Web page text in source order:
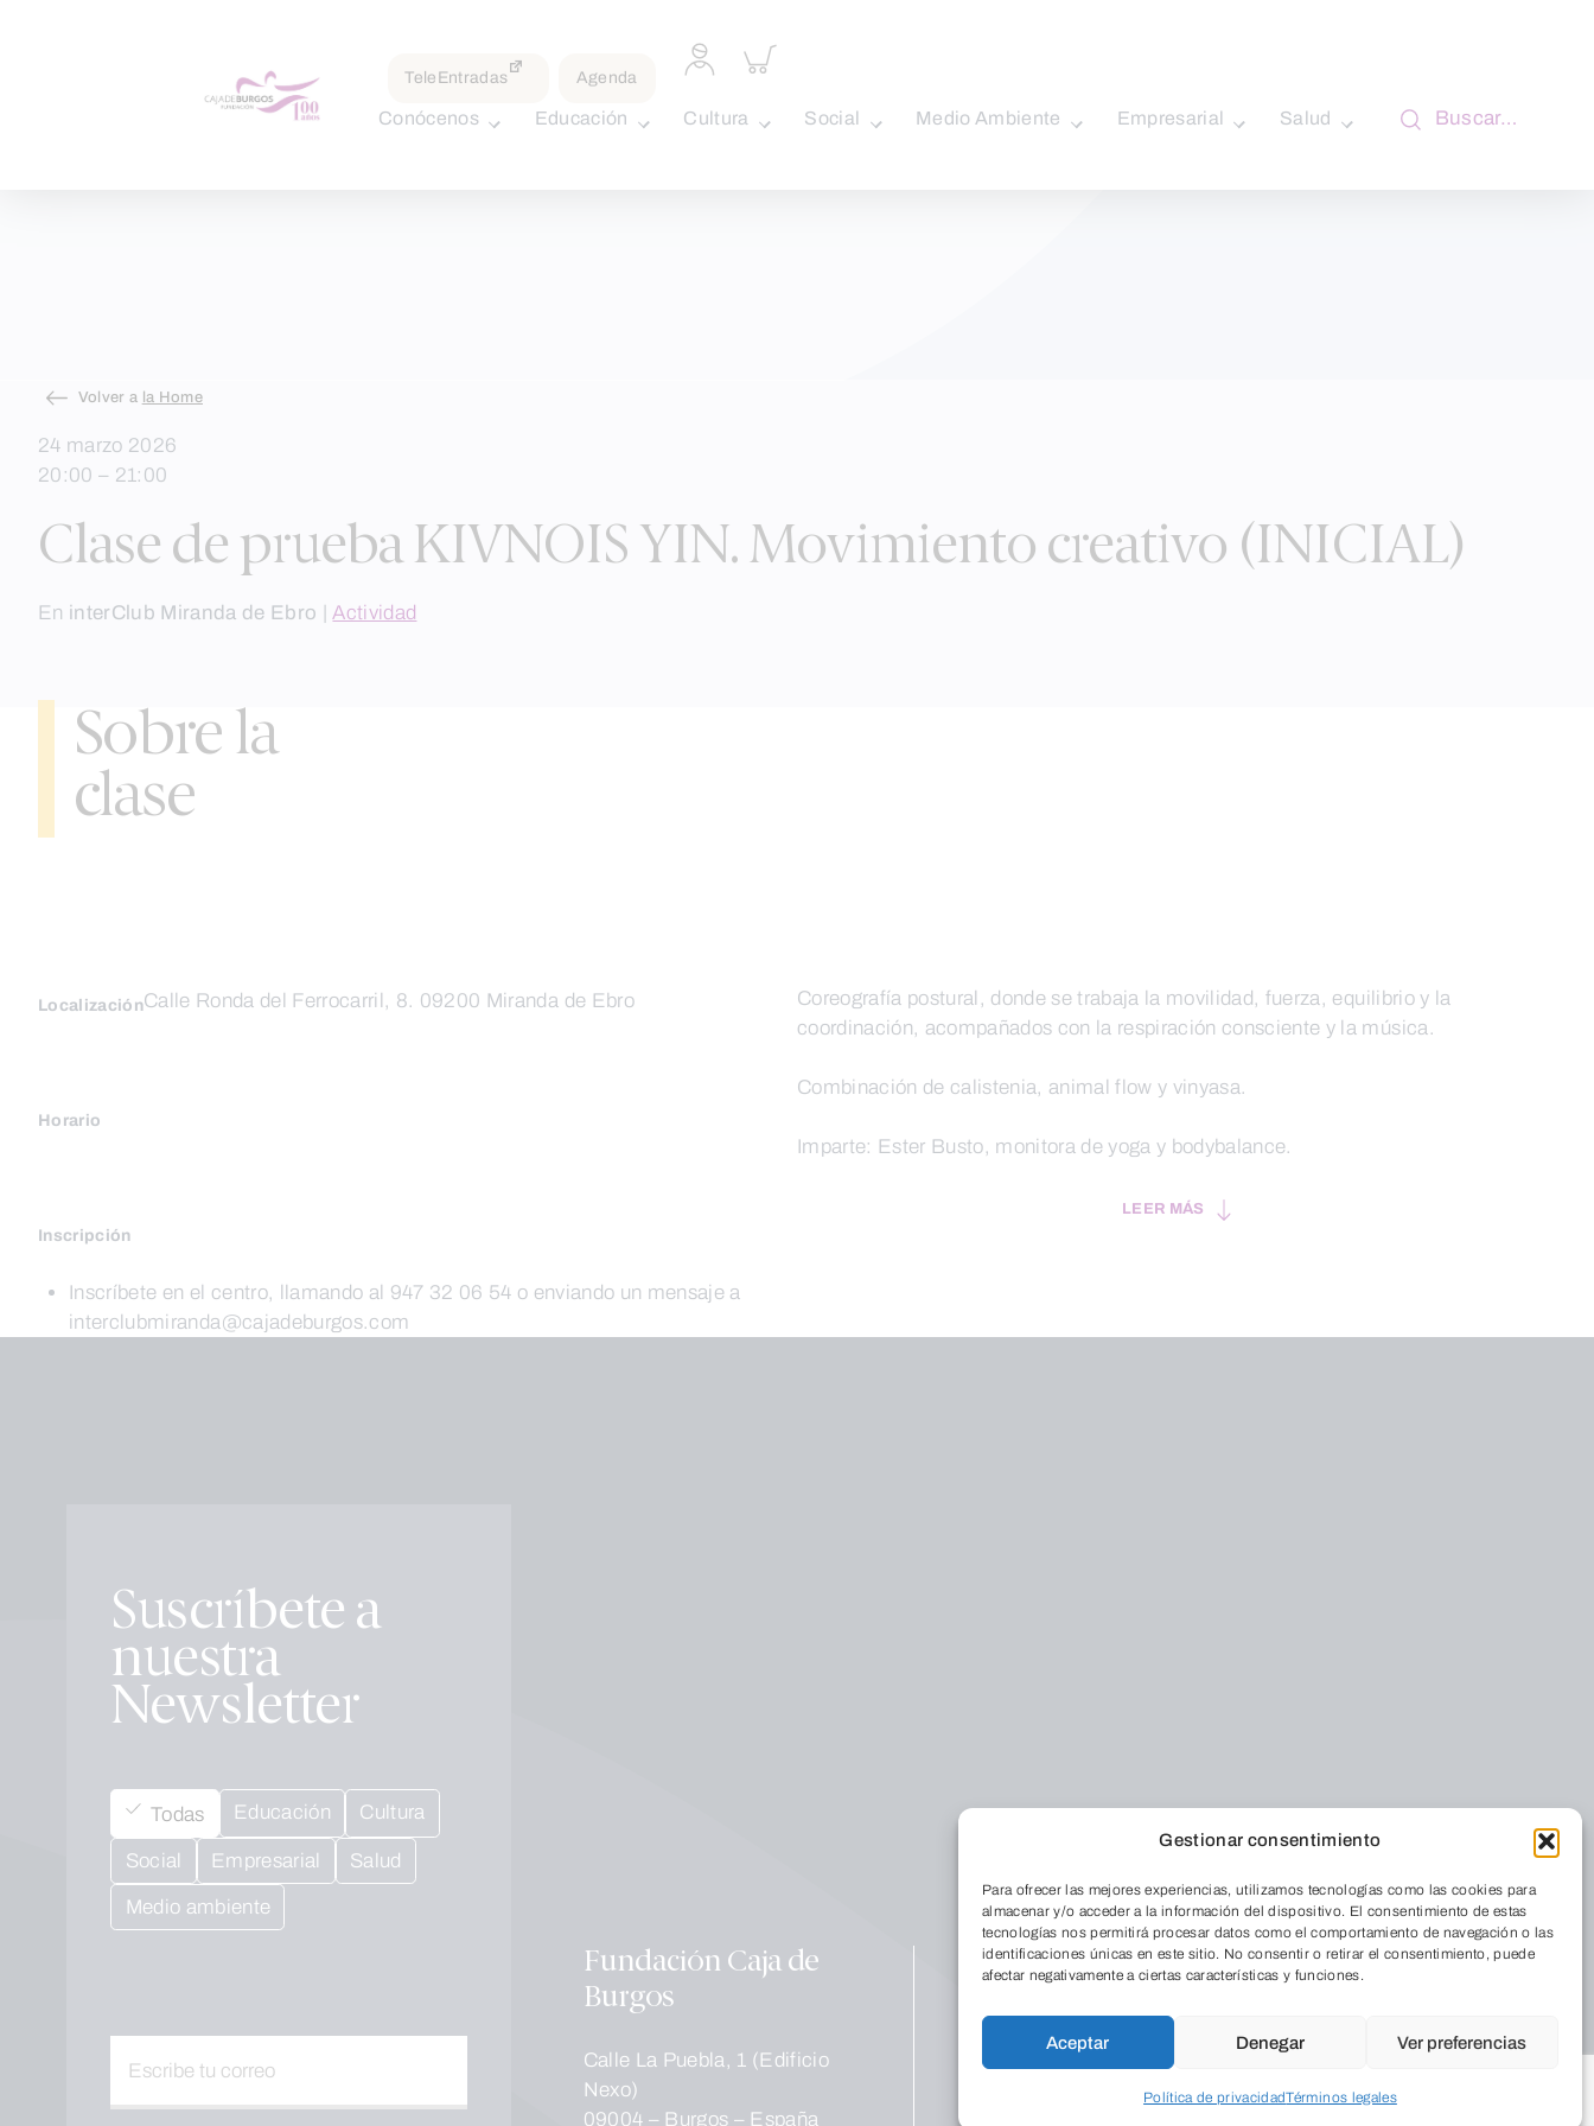
Gestionar consentimiento
Para ofrecer las mejores experiencias, utilizamos tecnologías como las cookies para
almacenar y/o acceder a la información del dispositivo. El consentimiento de estas
tecnologías nos permitirá procesar datos como el comportamiento de navegación o las
identificaciones únicas en este sitio. No consentir o retirar el consentimiento, puede
afectar negativamente a ciertas características y funciones.
Aceptar Denegar Ver preferencias
Política de privacidadTérminos legales
content
TeleEntradas Agenda
Acceder
a
personal
Inspeccionar
carrito
Conócenos Educación Cultura Social Medio Ambiente Empresarial Salud Buscar…
Volver a la Home
24 marzo 2026
20:00 – 21:00
Clase de prueba KIVNOIS YIN. Movimiento creativo (INICIAL)
En interClub Miranda de Ebro |Actividad
Sobre la
clase
LocalizaciónCalle Ronda del Ferrocarril, 8. 09200 Miranda de Ebro
Horario
Inscripción
Inscríbete en el centro, llamando al 947 32 06 54 o enviando un mensaje a
interclubmiranda@cajadeburgos.com
Coreografía postural, donde se trabaja la movilidad, fuerza, equilibrio y la
coordinación, acompañados con la respiración consciente y la música.
Combinación de calistenia, animal flow y vinyasa.
Imparte: Ester Busto, monitora de yoga y bodybalance.
LEER MÁS
Suscríbete a
nuestra
Newsletter
Todas Educación Cultura
Social Empresarial Salud
Medio ambiente
Fundación Caja de
Burgos
Calle La Puebla, 1 (Edificio
Nexo)
09004 – Burgos – España
Quiénes somos
Dónde estamos
La Revista
Trabaja con
Educación
Programa Educa
Residencia
Cordia
Medio Ambiente
Aulas de Medio
Publicaciones
Empresarial